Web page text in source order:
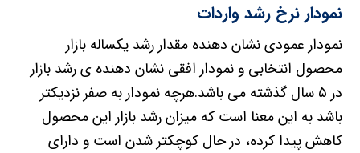
نمودار نرخ رشد واردات
نمودار عمودی نشان دهنده مقدار رشد یکساله بازار
محصول انتخابی و نمودار افقی نشان دهنده ی رشد بازار
در ۵ سال گذشته می باشد.هرچه نمودار به صفر نزدیکتر
باشد به این معنا است که میزان رشد بازار این محصول
کاهش پیدا کرده، در حال کوچکتر شدن است و دارای